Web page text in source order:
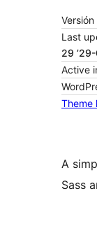
Versión
Last
29
Active
Theme
A
Sass